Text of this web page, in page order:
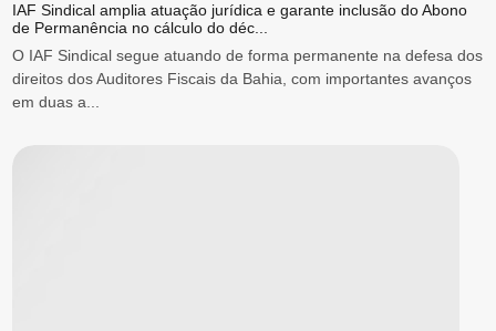
IAF Sindical amplia atuação jurídica e garante inclusão do Abono
de Permanência no cálculo do déc...
O IAF Sindical segue atuando de forma permanente na defesa dos
direitos dos Auditores Fiscais da Bahia, com importantes avanços
em duas a...